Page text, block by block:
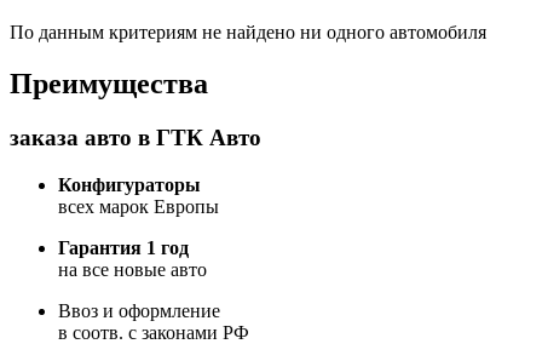
По данным критериям не найдено ни одного автомобиля
Преимущества
заказа авто в ГТК Авто
Конфигураторы
всех марок Европы
Гарантия 1 год
на все новые авто
Ввоз и оформление
в соотв. с законами РФ